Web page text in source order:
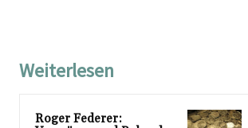
Weiterlesen
Roger Federer: